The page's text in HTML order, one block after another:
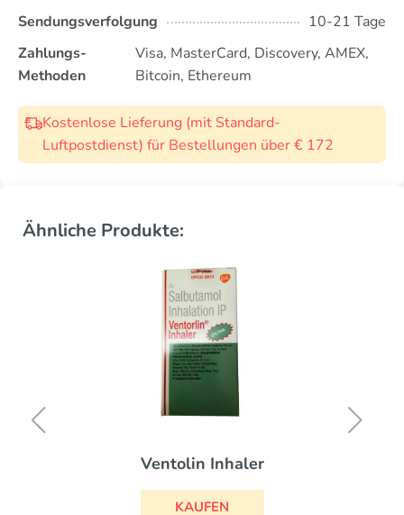
Sendungsverfolgung
10-21 Tage
Zahlungs-
Methoden
Visa, MasterCard, Discovery, AMEX,
Bitcoin, Ethereum
Kostenlose Lieferung (mit Standard-
Luftpostdienst) für Bestellungen über € 172
Ähnliche Produkte:
Ventolin Inhaler
KAUFEN